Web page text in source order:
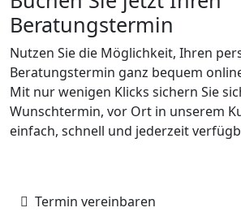
Beratungstermin
Nutzen Sie die Möglichkeit, Ihren
Beratungstermin ganz bequem
Mit nur wenigen Klicks sichern Sie
Wunschtermin, vor Ort in unserem
einfach, schnell und jederzeit
Termin vereinbaren